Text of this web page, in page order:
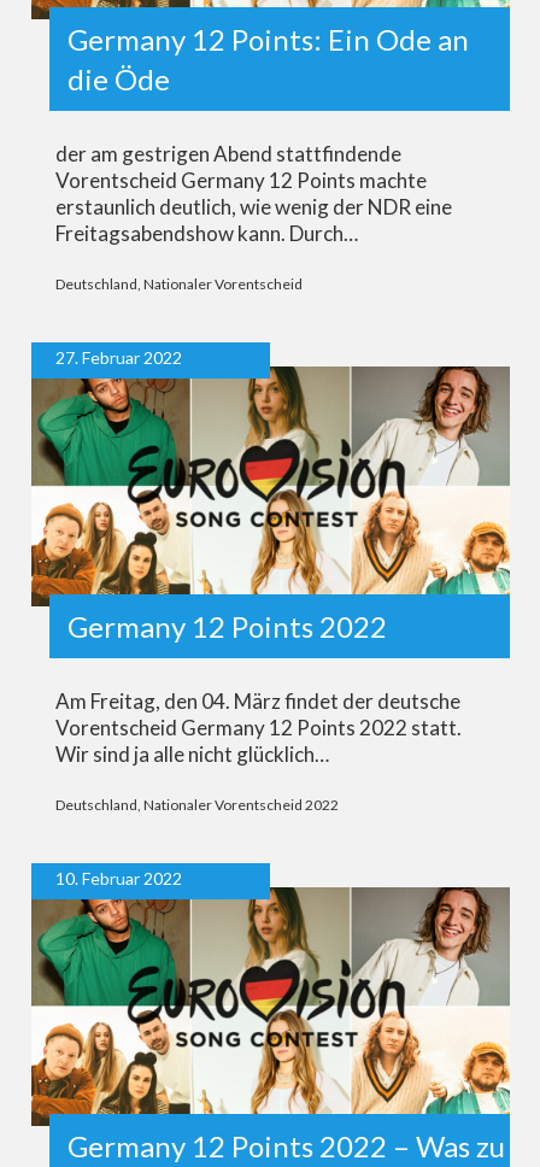
Germany 12 Points: Ein Ode an
die Öde
der am gestrigen Abend stattfindende
Vorentscheid Germany 12 Points machte
erstaunlich deutlich, wie wenig der NDR eine
Freitagsabendshow kann. Durch…
Deutschland, Nationaler Vorentscheid
27. Februar 2022
Germany 12 Points 2022
Am Freitag, den 04. März findet der deutsche
Vorentscheid Germany 12 Points 2022 statt.
Wir sind ja alle nicht glücklich…
Deutschland Nationaler Vorentscheid 2022
10. Februar 2022
Germany 12 Points 2022 – Was zu